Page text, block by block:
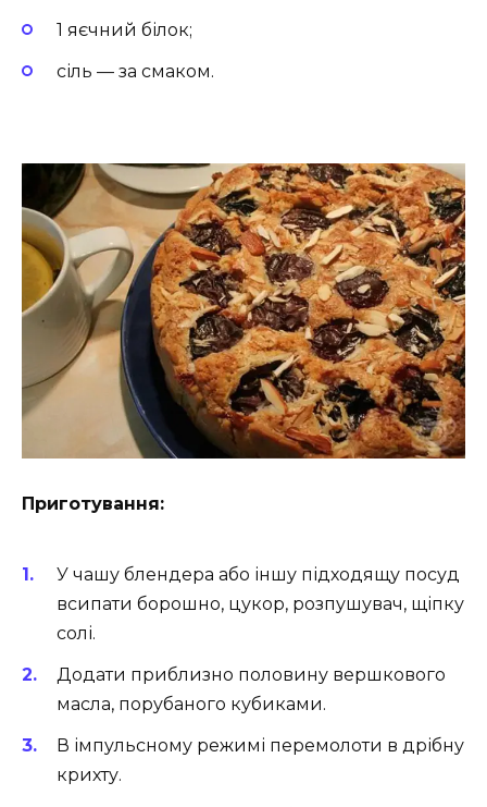
1 яєчний білок;
сіль — за смаком.
Приготування:
У чашу блендера або іншу підходящу посуд
всипати борошно, цукор, розпушувач, щіпку
солі.
Додати приблизно половину вершкового
масла, порубаного кубиками.
В імпульсному режимі перемолоти в дрібну
крихту.